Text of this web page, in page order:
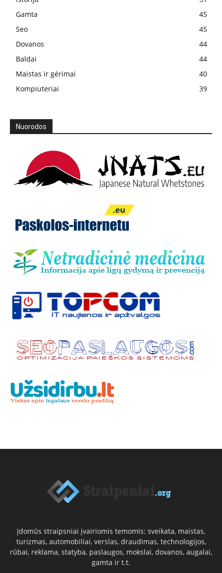
Gamta
45
Seo
45
Dovanos
44
Baldai
44
Maistas ir gėrimai
40
Kompiuteriai
39
Nuorodos
Įdomūs straipsniai įvairiomis temomis: sveikata, maistas,
turizmas, automobiliai, verslas, draudimas, technologijos,
rūbai, reklama, statyba, paslaugos, mokslai, dovanos, augalai,
gamta ir t.t.